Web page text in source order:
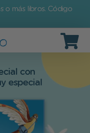
o más libros. Código
con
especial